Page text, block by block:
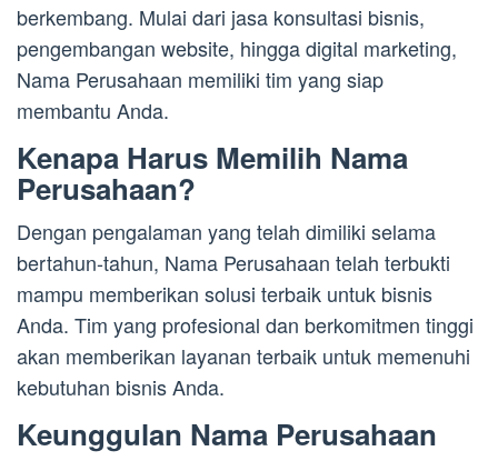
berkembang. Mulai dari jasa konsultasi bisnis,
pengembangan website, hingga digital marketing,
Nama Perusahaan memiliki tim yang siap
membantu Anda.
Kenapa Harus Memilih Nama
Perusahaan?
Dengan pengalaman yang telah dimiliki selama
bertahun-tahun, Nama Perusahaan telah terbukti
mampu memberikan solusi terbaik untuk bisnis
Anda. Tim yang profesional dan berkomitmen tinggi
akan memberikan layanan terbaik untuk memenuhi
kebutuhan bisnis Anda.
Keunggulan Nama Perusahaan